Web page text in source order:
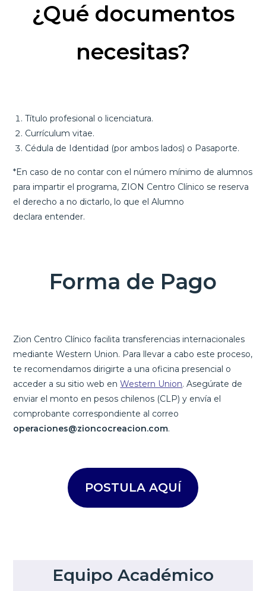
¿Qué documentos
necesitas?
Título profesional o licenciatura.
Currículum vitae.
Cédula de Identidad (por ambos lados) o Pasaporte.
*En caso de no contar con el número mínimo de alumnos
para impartir el programa, ZION Centro Clínico se reserva
el derecho a no dictarlo, lo que el Alumno
declara entender.
Forma de Pago
Zion Centro Clínico facilita transferencias internacionales
mediante Western Union. Para llevar a cabo este proceso,
te recomendamos dirigirte a una oficina presencial o
acceder a su sitio web enWestern Union. Asegúrate de
enviar el monto en pesos chilenos (CLP) y envía el
comprobante correspondiente al correo
operaciones@zioncocreacion.com.
POSTULA AQUÍ
Equipo Académico